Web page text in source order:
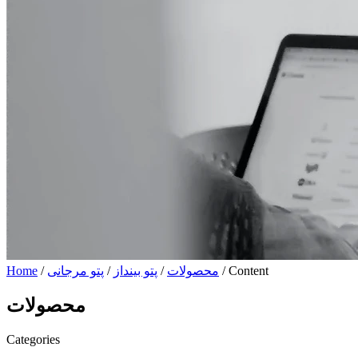
Home / محصولات / پتو بینداز / پتو مرجانی / Content
محصولات
Categories